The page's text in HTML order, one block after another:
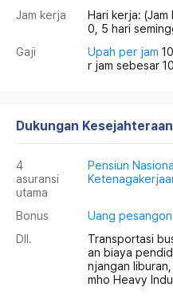
Jam kerja
Hari kerja:
0, 5 hari
Gaji
Upah per jam
r jam sebesar
Dukungan Kesejahteraan
4
asuransi
utama
Pensiun
Bonus
Uang pesangon
Dll.
Transportasi
an biaya
njangan
mho Heavy